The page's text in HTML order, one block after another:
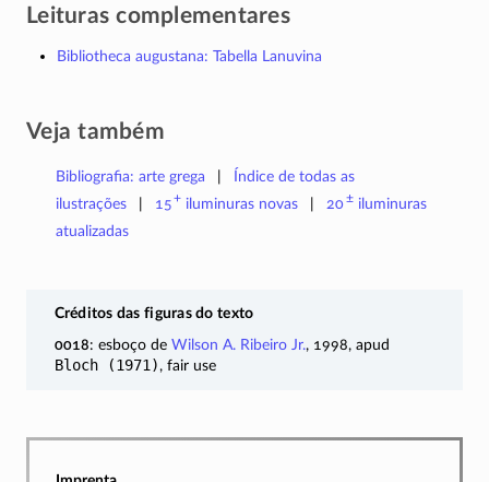
Leituras complementares
Bibliotheca augustana: Tabella Lanuvina
Veja também
Bibliografia: arte grega
Índice de todas as
ilustrações
15+ iluminuras novas 20±iluminuras
atualizadas
Créditos das figuras do texto
0018: esboço de Wilson A. Ribeiro Jr., 1998, apud
Bloch (1971) , fair use